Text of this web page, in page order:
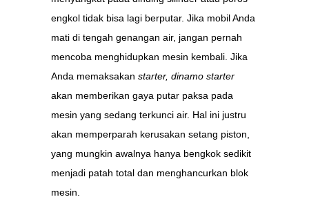
engkol tidak bisa lagi berputar. Jika mobil Anda
mati di tengah genangan air, jangan pernah
mencoba menghidupkan mesin kembali. Jika
Anda memaksakan starter, dinamo starter
akan memberikan gaya putar paksa pada
mesin yang sedang terkunci air. Hal ini justru
akan memperparah kerusakan setang piston,
yang mungkin awalnya hanya bengkok sedikit
menjadi patah total dan menghancurkan blok
mesin.